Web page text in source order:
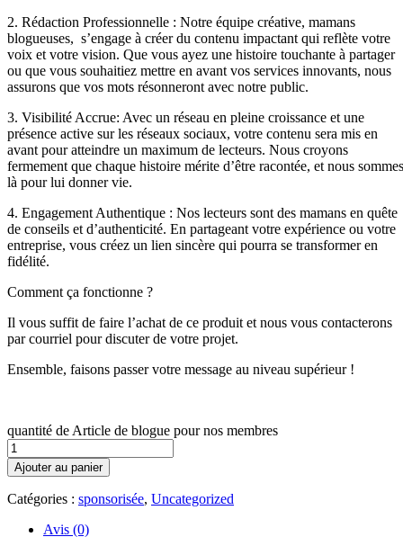
2. Rédaction Professionnelle : Notre équipe créative, mamans
blogueuses, s’engage à créer du contenu impactant qui reflète votre
voix et votre vision. Que vous ayez une histoire touchante à partager
ou que vous souhaitiez mettre en avant vos services innovants, nous
assurons que vos mots résonneront avec notre public.
3. Visibilité Accrue: Avec un réseau en pleine croissance et une
présence active sur les réseaux sociaux, votre contenu sera mis en
avant pour atteindre un maximum de lecteurs. Nous croyons
fermement que chaque histoire mérite d’être racontée, et nous sommes
là pour lui donner vie.
4. Engagement Authentique : Nos lecteurs sont des mamans en quête
de conseils et d’authenticité. En partageant votre expérience ou votre
entreprise, vous créez un lien sincère qui pourra se transformer en
fidélité.
Comment ça fonctionne ?
Il vous suffit de faire l’achat de ce produit et nous vous contacterons
par courriel pour discuter de votre projet.
Ensemble, faisons passer votre message au niveau supérieur !
quantité de Article de blogue pour nos membres
Ajouter au panier
Catégories : sponsorisée, Uncategorized
Avis (0)